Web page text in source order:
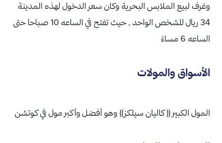
وغرف لبيع الملابس البحرية وكان سعر الدخول لهذه المدينة
34 ريال للشخص الواحد , حيث تفتح في الساعه 10 صباحا حتى
الساعه 6 مساءً
الأسواق والمولات
المول الكبير (( كاليان سيلكز)) وهو أفضل وأكبر مول في كوتشن